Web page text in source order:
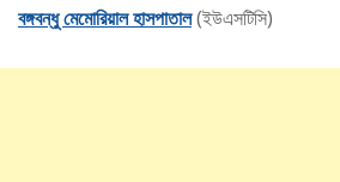
বঙ্গবন্ধু মেমোরিয়াল হাসপাতাল(ইউএসটিসি)